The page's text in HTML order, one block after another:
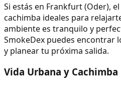
Si estás en Frankfurt (Oder),
cachimba ideales para
ambiente es tranquilo y
SmokeDex puedes encontrar
y planear tu próxima salida.
Vida Urbana y Cachimba